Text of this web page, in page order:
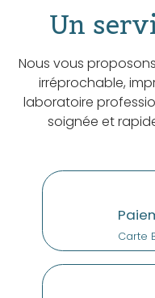
Un
Nous vous
irréprochable,
laboratoire
soignée et
Carte